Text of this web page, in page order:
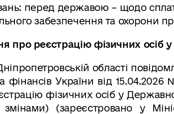
перед державою – щодо
забезпечення та охорони
про реєстрацію фізичних осіб
області
фінансів України від
фізичних осіб у
(зареєстровано у